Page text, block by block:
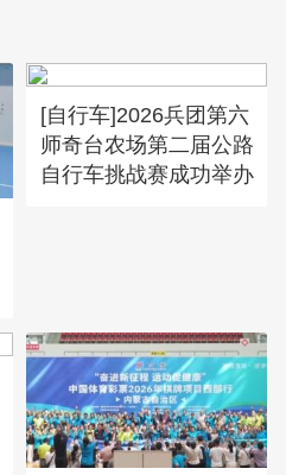
[自行车]2026兵团第六
师奇台农场第二届公路
自行车挑战赛成功举办